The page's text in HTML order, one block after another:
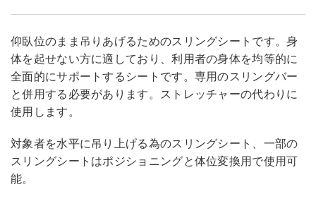
仰臥位のまま吊りあげるためのスリングシートです。身
体を起せない方に適しており、利用者の身体を均等的に
全面的にサポートするシートです。専用のスリングバー
と併用する必要があります。ストレッチャーの代わりに
使用します。
対象者を水平に吊り上げる為のスリングシート、一部の
スリングシートはポジショニングと体位変換用で使用可
能。